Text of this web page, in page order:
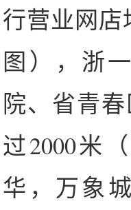
行营业网店
图），浙
院、省青
过2000米
华，万象